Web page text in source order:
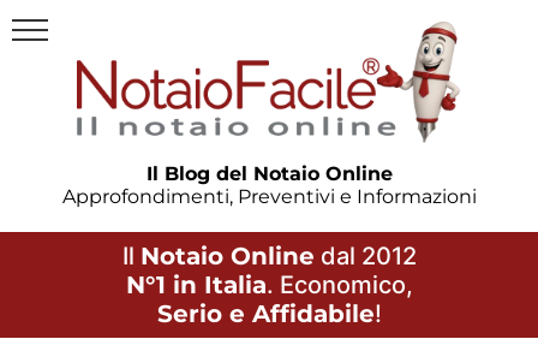
Il Blog del Notaio Online
Approfondimenti, Preventivi e Informazioni
Il Notaio Online dal 2012
N°1 in Italia. Economico,
Serio e Affidabile!